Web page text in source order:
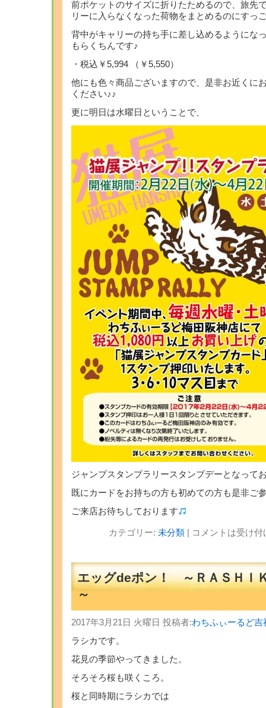
前ポケットのサイズに折りたためるので、旅先
リーに入らなくなった荷物をまとめるのにすっ
背中がキャリーの持ち手に差し込めるようにな
もらくちんです♪
・税込￥5,994 （￥5,550）
他にも色々商品ございますので、是非お近くに
ください♪♪
更に明日は水曜日ということで、
ジャンプスタンプラリースタンプデーとなって
既にカードをお持ちの方も初めての方も是非ご
ご来店お待ちしております
カテゴリー: 未分類| コメントは受け
エッグdeポン！ ～ＲＡＳＨＩ
～
2017年3月21日 火曜日 投稿者:わちふぃーるど
ラシカです。
花見の季節やってきました。
そろそろ桜も咲くころ。
桜と同時期にラシカでは